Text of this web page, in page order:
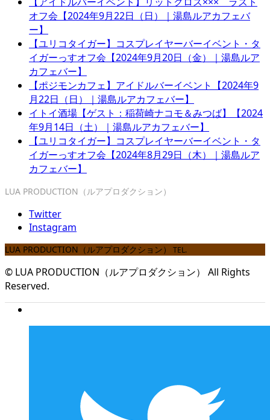
オフ会【2024年9月22日（日）｜湯島ルアカフェバ
ー】
【ユリコタイガー】コスプレイヤーバーイベント・タ
イガーっすオフ会【2024年9月20日（金）｜湯島ルア
カフェバー】
【ポジモンカフェ】アイドルバーイベント【2024年9
月22日（日）｜湯島ルアカフェバー】
イトイ酒場【ゲスト：稲荷崎ナコモ＆みつば】【2024
年9月14日（土）｜湯島ルアカフェバー】
【ユリコタイガー】コスプレイヤーバーイベント・タ
イガーっすオフ会【2024年8月29日（木）｜湯島ルア
カフェバー】
LUA PRODUCTION（ルアプロダクション）
Twitter
Instagram
LUA PRODUCTION（ルアプロダクション） TEL.
© LUA PRODUCTION（ルアプロダクション） All Rights
Reserved.